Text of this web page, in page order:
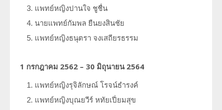
แพทย์หญิงปานใจ ชูชื่น
นายแพทย์กัมพล ยืนยงสินชัย
แพทย์หญิงธนุตรา จงเสถียรธรรม
1 กรกฎาคม 2562 – 30 มิถุนายน 2564
แพทย์หญิงรุจิลักษณ์ โรจน์ธำรงค์
แพทย์หญิงบุณยวีร์ หทัยเปี่ยมสุข